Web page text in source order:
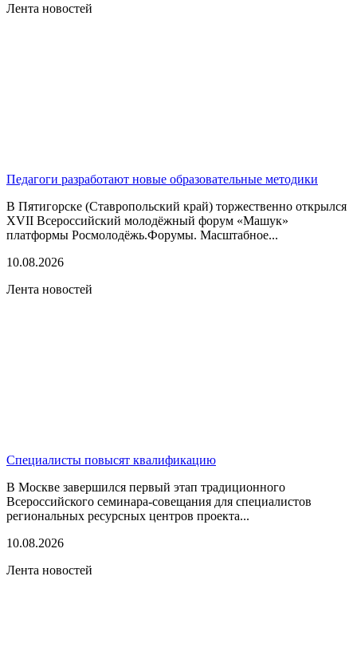
Лента новостей
Педагоги разработают новые образовательные методики
В Пятигорске (Ставропольский край) торжественно открылся
XVII Всероссийский молодёжный форум «Машук»
платформы Росмолодёжь.Форумы. Масштабное...
10.08.2026
Лента новостей
Специалисты повысят квалификацию
В Москве завершился первый этап традиционного
Всероссийского семинара-совещания для специалистов
региональных ресурсных центров проекта...
10.08.2026
Лента новостей